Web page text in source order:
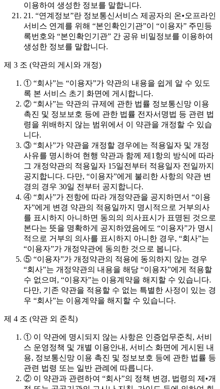
이용하여 생성한 정보를 말합니다.
21. “연계정보”란 정보통신서비스 제공자의 온•오프라인
서비스 연계를 위해 “본인확인기관”이 “이용자” 주민등
록번호와 “본인확인기관” 간 공유 비밀정보를 이용하여
생성한 정보를 말합니다.
제 3 조 (약관의 게시와 개정)
① “회사”는 “이용자”가 약관의 내용을 쉽게 알 수 있도
록 본 서비스 초기 화면에 게시합니다.
② “회사”는 약관의 규제에 관한 법률 정보통신망 이용
촉진 및 정보보호 등에 관한 법률 전자서명법 등 관련 법
령을 위배하지 않는 범위에서 이 약관을 개정할 수 있습
니다.
③ “회사”가 약관을 개정할 경우에는 적용일자 및 개정
사유를 명시하여 현행 약관과 함께 제1항의 방식에 따라
그 개정약관의 적용일자 15일전부터 적용일자 전일까지
공지합니다. 다만, “이용자”에게 불리한 사항의 약관 변
경의 경우 30일 전부터 공지합니다.
④ “회사”가 전항에 따라 개정약관을 공지하면서 “이용
자”에게 변경 약관의 적용일까지 명시적으로 거부의사
를 표시하지 아니하면 동의의 의사표시가 표명된 것으로
본다는 뜻을 명확하게 공지하였음에도 “이용자”가 명시
적으로 거부의 의사를 표시하지 아니한 경우, “회사”는
“이용자”가 개정약관에 동의한 것으로 봅니다.
⑤ “이용자”가 개정약관의 적용에 동의하지 않는 경우
“회사”는 개정약관의 내용을 해당 “이용자”에게 적용할
수 없으며, “이용자”는 이용계약을 해지할 수 있습니다.
다만, 기존 약관을 적용할 수 없는 특별한 사정이 있는 경
우 “회사”는 이용계약을 해지할 수 있습니다.
제 4 조 (약관 외 준칙)
① 이 약관에 명시되지 않는 사항은 인증업무준칙, 서비
스 운영정책 및 개별 이용안내, 서비스 화면에 게시된 내
용, 정보통신망 이용 촉진 및 정보보호 등에 관한 법률 등
관련 법령 또는 일반 관례에 따릅니다.
② 이 약관과 관련하여 “회사”의 정책 변경, 법령의 제•개